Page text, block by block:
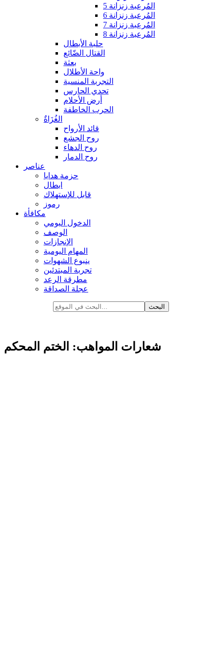
المُرعبة زنزانة 5
المُرعبة زنزانة 6
المُرعبة زنزانة 7
المُرعبة زنزانة 8
حلبة الأبطال
القتال الضّائع
بعثة
واحة الأطلال
التجربة المنسية
تحدي الحارس
أرض الأحلام
الحرب الخاطفة
الغُزَاةٌ
قائد الأرواح
روح الجشع
روح الدهاء
روح الدمار
عناصر
حزمة هدايا
ابطال
قابل للإستهلاك
رموز
مكافأة
الدخول اليومي
الوصف
الإنجازات
المهام اليومية
ينبوع الشهوات
تجربة المبتدئين
مطرقة الرعد
عجلة الصداقة
شعارات المواهب: الختم المحكم